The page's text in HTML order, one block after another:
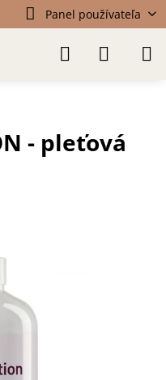
Panel používateľa
- pleťová